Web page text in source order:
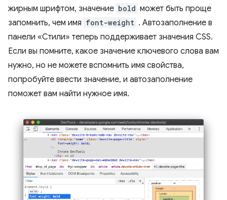
жирным шрифтом, значение bold может быть проще
запомнить, чем имя font-weight . Автозаполнение в
панели «Стили» теперь поддерживает значения CSS.
Если вы помните, какое значение ключевого слова вам
нужно, но не можете вспомнить имя свойства,
попробуйте ввести значение, и автозаполнение
поможет вам найти нужное имя.